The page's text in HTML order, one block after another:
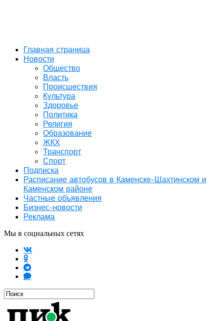
Главная страница
Новости
Общество
Власть
Происшествия
Культура
Здоровье
Политика
Религия
Образование
ЖКХ
Транспорт
Спорт
Подписка
Расписание автобусов в Каменске-Шахтинском и
Каменском районе
Частные объявления
Бизнес-новости
Реклама
Мы в социальных сетях